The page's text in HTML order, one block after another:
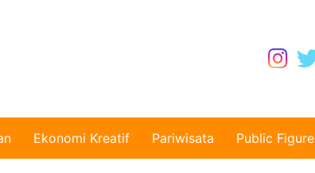
Ekonomi Kreatif Pariwisata Public Figure